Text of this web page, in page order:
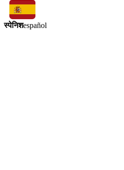
स्पेनिशespañol